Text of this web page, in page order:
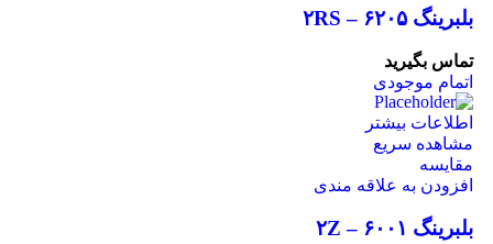
بلبرینگ ۶۲۰۵ – ۲RS
تماس بگیرید
اتمام موجودی
اطلاعات بیشتر
مشاهده سریع
مقایسه
افزودن به علاقه مندی
بلبرینگ ۶۰۰۱ – ۲Z